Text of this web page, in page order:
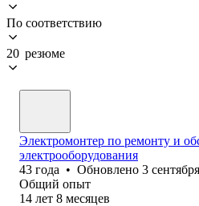
По соответствию
20 резюме
Электромонтер по ремонту и
электрооборудования
43 года • Обновлено 3
Общий опыт
14 лет 8 месяцев